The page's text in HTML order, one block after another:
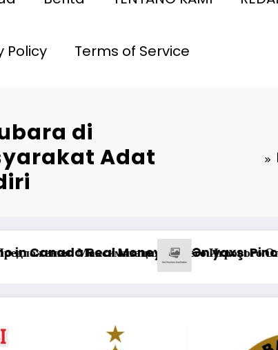
Policy Terms of Service
di
Adat
Online Casino: Oyunçuların Müştəri